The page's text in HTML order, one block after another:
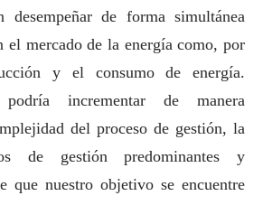
desempeñar de forma simultánea
el mercado de la energía como, por
y el consumo de energía.
incrementar de manera
del proceso de gestión, la
de gestión predominantes y
que nuestro objetivo se encuentre